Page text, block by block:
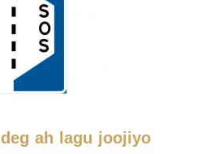
ah lagu joojiyo